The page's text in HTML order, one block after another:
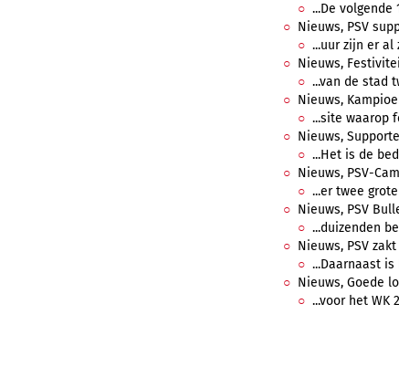
...De
Nieuws, PSV
...uur zijn er al
Nieuws,
...van de stad
Nieuws,
...site waarop
Nieuws,
...Het is de
Nieuws, PSV-
...er twee
Nieuws, PSV
...duizenden
Nieuws, PSV
...Daarnaast is
Nieuws, Goede
...voor het WK